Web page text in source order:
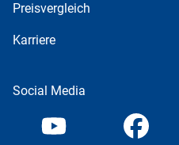
Preisvergleich
Karriere
Social Media